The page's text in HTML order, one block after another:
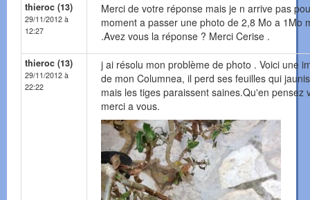
thieroc (13)
29/11/2012 à
12:27
Merci de votre réponse mais je n arrive pas
moment a passer une photo de 2,8 Mo a 1Mo
.Avez vous la réponse ? Merci Cerise .
thieroc (13)
29/11/2012 à
22:22
j ai résolu mon problème de photo . Voici une
de mon Columnea, il perd ses feuilles qui
mais les tiges paraissent saines.Qu'en pensez
merci a vous.